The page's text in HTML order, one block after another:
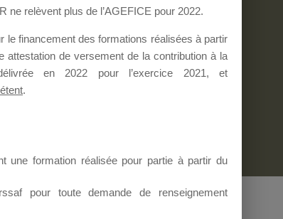
Mallette du Dirigeant.
ou poser une question.
ne relèvent plus de l’AGEFICE pour 2022.
le financement des formations réalisées à partir
attestation de versement de la contribution à la
en 2022 pour l’exercice 2021, et
.
une formation réalisée pour partie à partir du
pour toute demande de renseignement